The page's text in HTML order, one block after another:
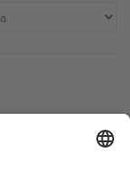
London, Greater